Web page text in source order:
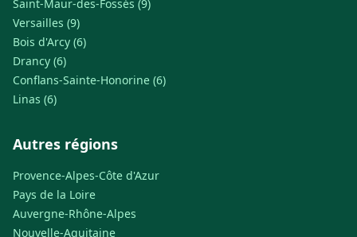
Saint-Maur-des-Fossés (9)
Versailles (9)
Bois d'Arcy (6)
Drancy (6)
Conflans-Sainte-Honorine (6)
Linas (6)
Autres régions
Provence-Alpes-Côte d'Azur
Pays de la Loire
Auvergne-Rhône-Alpes
Nouvelle-Aquitaine